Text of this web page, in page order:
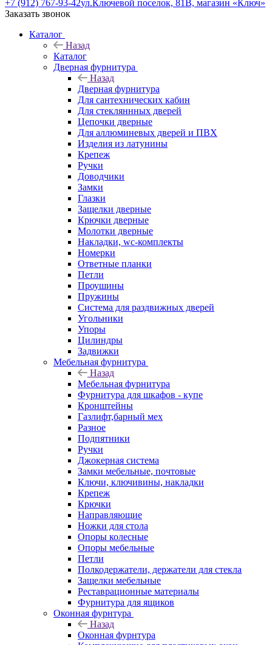
+7 (912) 767-93-42ул.Ключевой поселок, 81В, магазин «Ключ»
Заказать звонок
Каталог
Назад
Каталог
Дверная фурнитура
Назад
Дверная фурнитура
Для сантехнических кабин
Для стекляннных дверей
Цепочки дверные
Для аллюминевых дверей и ПВХ
Изделия из латунины
Крепеж
Ручки
Доводчики
Замки
Глазки
Защелки дверные
Крючки дверные
Молотки дверные
Накладки, wc-комплекты
Номерки
Ответные планки
Петли
Проушины
Пружины
Система для раздвижных дверей
Угольники
Упоры
Цилиндры
Задвижки
Мебельная фурнитура
Назад
Мебельная фурнитура
Фурнитура для шкафов - купе
Кронштейны
Газлифт,барный мех
Разное
Подпятники
Ручки
Джокерная система
Замки мебельные, почтовые
Ключи, ключивины, накладки
Крепеж
Крючки
Направляющие
Ножки для стола
Опоры колесные
Опоры мебельные
Петли
Полкодержатели, держатели для стекла
Защелки мебельные
Реставрационные материалы
Фурнитура для ящиков
Оконная фурнтура
Назад
Оконная фурнтура